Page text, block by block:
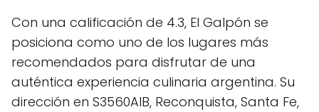
Con una calificación de 4.3, El Galpón se
posiciona como uno de los lugares más
recomendados para disfrutar de una
auténtica experiencia culinaria argentina. Su
dirección en S3560AIB, Reconquista, Santa Fe,